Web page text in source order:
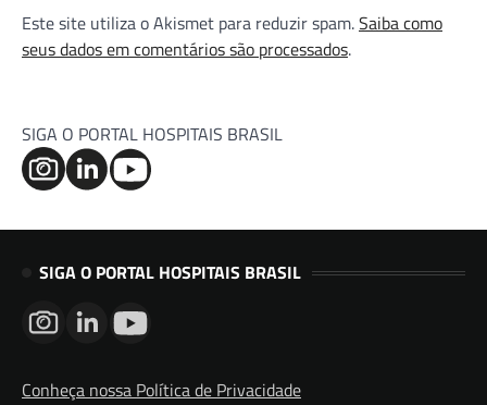
Este site utiliza o Akismet para reduzir spam.Saiba como
seus dados em comentários são processados.
SIGA O PORTAL HOSPITAIS BRASIL
SIGA O PORTAL HOSPITAIS BRASIL
Conheça nossa Política de Privacidade